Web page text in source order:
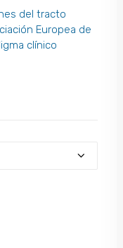
del tracto
Europea de
clínico